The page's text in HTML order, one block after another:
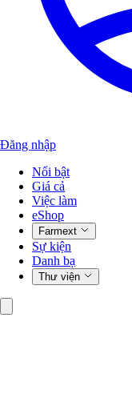
Đăng nhập
Nổi bật
Giá cả
Việc làm
eShop
Farmext
Sự kiện
Danh bạ
Thư viện